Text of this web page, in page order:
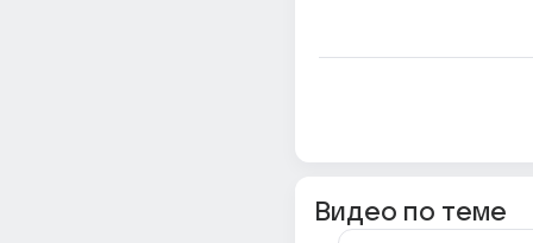
Видео по теме